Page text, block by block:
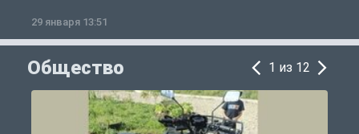
29 января 13:51
Общество 1 из 12